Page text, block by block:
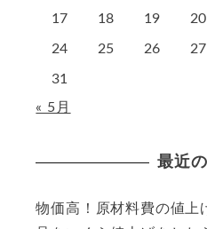
17 18 19 20
24 25 26 27
31
« 5月
最近
物価高！原材料費の値上